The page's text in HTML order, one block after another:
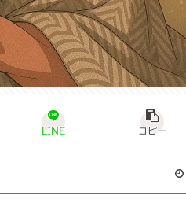
LINE コピー